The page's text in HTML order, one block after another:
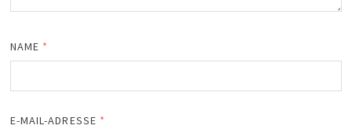
NAME *
E-MAIL-ADRESSE *